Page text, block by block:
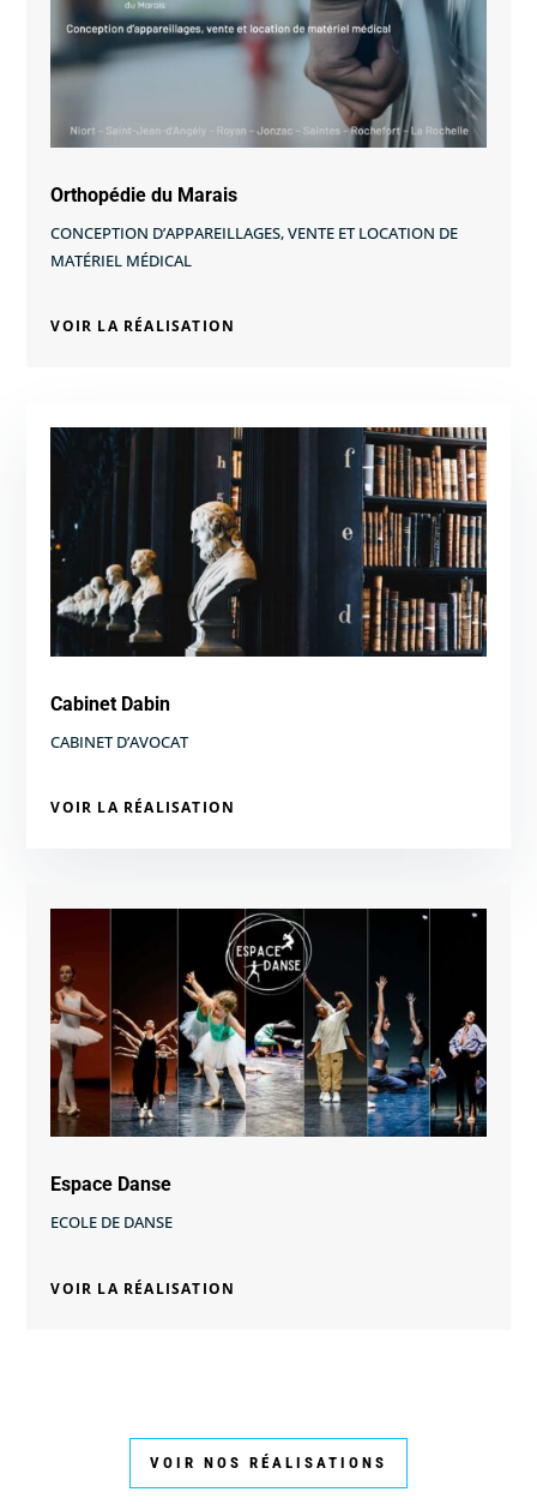
Orthopédie du Marais
CONCEPTION D’APPAREILLAGES, VENTE ET LOCATION DE
MATÉRIEL MÉDICAL
VOIR LA RÉALISATION
Cabinet Dabin
CABINET D’AVOCAT
VOIR LA RÉALISATION
Espace Danse
ECOLE DE DANSE
VOIR LA RÉALISATION
VOIR NOS RÉALISATIONS